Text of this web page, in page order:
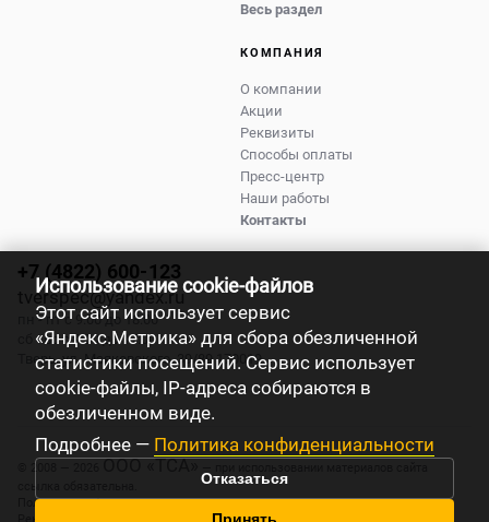
Весь раздел
КОМПАНИЯ
О компании
Акции
Реквизиты
Способы оплаты
Пресс-центр
Наши работы
Контакты
+7 (4822) 600-123
tverspec@yandex.ru
пн - пт с 9:00 до 18:00
сб - вс с 9:00 до 17:00
Тверь,ул. Маяковского, 39/89 170019
ООО «ТСА»
Политика конфиденциальности
Использование cookie-файлов
Этот сайт использует сервис
«Яндекс.Метрика» для сбора обезличенной
статистики посещений. Сервис использует
cookie-файлы, IP-адреса собираются в
обезличенном виде.
Подробнее — Политика конфиденциальности
Отказаться